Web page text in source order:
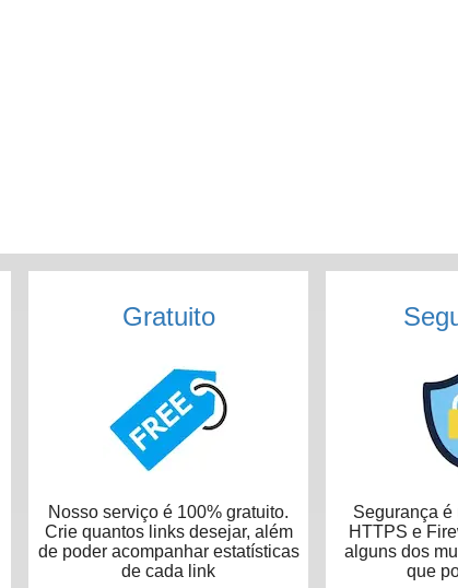
Gratuito
Nosso serviço é 100% gratuito.
Crie quantos links desejar, além
de poder acompanhar estatísticas
de cada link
Segurança é
HTTPS e
alguns dos
que